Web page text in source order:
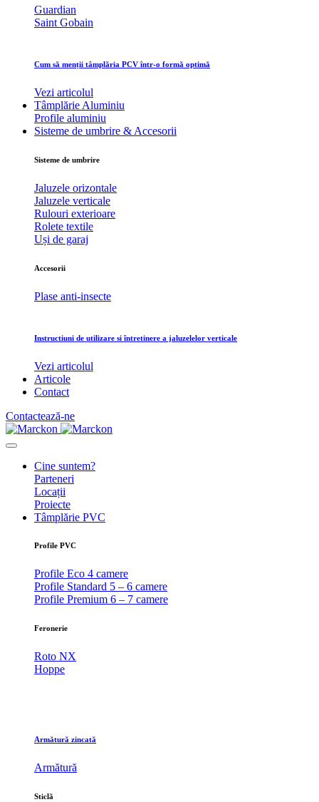
Guardian
Saint Gobain
Cum să menții tâmplăria PCV într-o formă optimă
Vezi articolul
Tâmplărie Aluminiu
Profile aluminiu
Sisteme de umbrire & Accesorii
Sisteme de umbrire
Jaluzele orizontale
Jaluzele verticale
Rulouri exterioare
Rolete textile
Uși de garaj
Accesorii
Plase anti-insecte
Instructiuni de utilizare si întretinere a jaluzelelor verticale
Vezi articolul
Articole
Contact
Contactează-ne
Cine suntem?
Parteneri
Locații
Proiecte
Tâmplărie PVC
Profile PVC
Profile Eco 4 camere
Profile Standard 5 – 6 camere
Profile Premium 6 – 7 camere
Feronerie
Roto NX
Hoppe
Armătură zincată
Armătură
Sticlă